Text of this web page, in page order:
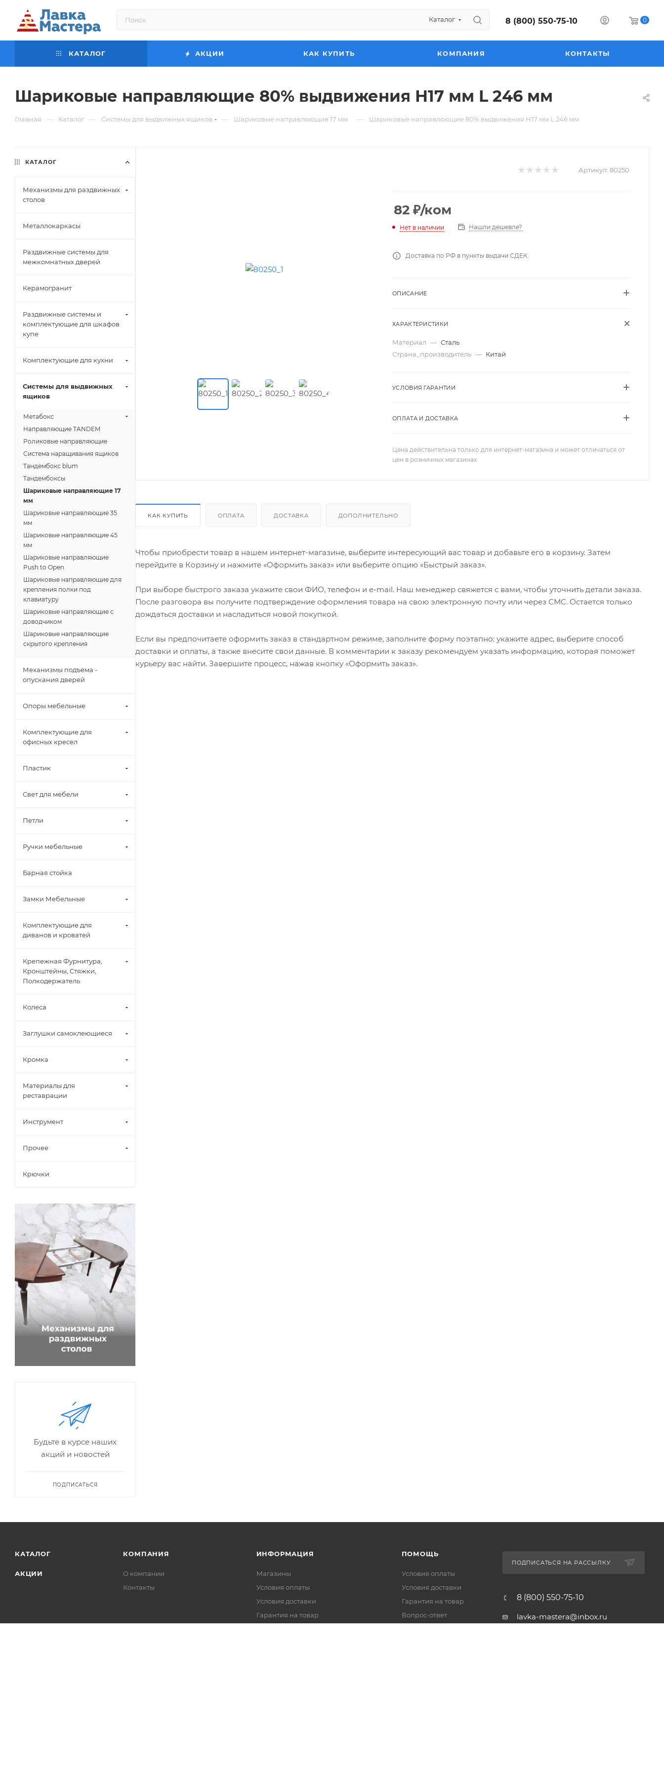
Каталог 8 (800) 550-75-10 0
КАТАЛОГ АКЦИИ КАК КУПИТЬ КОМПАНИЯ КОНТАКТЫ
Шариковые направляющие 80% выдвижения Н17 мм L 246 мм
Главная — Каталог — Системы для выдвижных ящиков — Шариковые направляющие 17 мм — Шариковые направляющие 80% выдвижения Н17 мм L 246 мм
Артикул: 80250
82 ₽/ком
Нет в наличии Нашли дешевле?
Доставка по РФ в пункты выдачи СДЕК.
ОПИСАНИЕ
ХАРАКТЕРИСТИКИ
Материал — Сталь
Страна_производитель — Китай
УСЛОВИЯ ГАРАНТИИ
ОПЛАТА И ДОСТАВКА
Цена действительна только для интернет-магазина и может отличаться от
цен в розничных магазинах
КАК КУПИТЬ ОПЛАТА ДОСТАВКА ДОПОЛНИТЕЛЬНО
Чтобы приобрести товар в нашем интернет-магазине, выберите интересующий вас товар и добавьте его в корзину. Затем
перейдите в Корзину и нажмите «Оформить заказ» или выберите опцию «Быстрый заказ».
При выборе быстрого заказа укажите свои ФИО, телефон и e-mail. Наш менеджер свяжется с вами, чтобы уточнить детали заказа.
После разговора вы получите подтверждение оформления товара на свою электронную почту или через СМС. Остается только
дождаться доставки и насладиться новой покупкой.
Если вы предпочитаете оформить заказ в стандартном режиме, заполните форму поэтапно: укажите адрес, выберите способ
доставки и оплаты, а также внесите свои данные. В комментарии к заказу рекомендуем указать информацию, которая поможет
курьеру вас найти. Завершите процесс, нажав кнопку «Оформить заказ».
КАТАЛОГ
Механизмы для раздвижных
столов
Металлокаркасы
Раздвижные системы для
межкомнатных дверей
Керамогранит
Раздвижные системы и
комплектующие для шкафов
купе
Комплектующие для кухни
Системы для выдвижных
ящиков
Метабокс
Направляющие TANDEM
Роликовые направляющие
Система наращивания ящиков
Тандембокс blum
Тандембоксы
Шариковые направляющие 17
мм
Шариковые направляющие 35
мм
Шариковые направляющие 45
мм
Шариковые направляющие
Push to Open
Шариковые направляющие для
крепления полки под
клавиатуру
Шариковые направляющие с
доводчиком
Шариковые направляющие
скрытого крепления
Механизмы подъёма -
опускания дверей
Опоры мебельные
Комплектующие для
офисных кресел
Пластик
Свет для мебели
Петли
Ручки мебельные
Барная стойка
Замки Мебельные
Комплектующие для
диванов и кроватей
Крепежная Фурнитура,
Кронштейны, Стяжки,
Полкодержатель
Колеса
Заглушки самоклеющиеся
Кромка
Материалы для
реставрации
Инструмент
Прочее
Крючки
Будьте в курсе наших
акций и новостей
ПОДПИСАТЬСЯ
КАТАЛОГ
АКЦИИ
КОМПАНИЯ
О компании
Контакты
ИНФОРМАЦИЯ
Магазины
Условия оплаты
Условия доставки
Гарантия на товар
ПОМОЩЬ
Условия оплаты
Условия доставки
Гарантия на товар
Вопрос-ответ
ПОДПИСАТЬСЯ НА РАССЫЛКУ
8 (800) 550-75-10
lavka-mastera@inbox.ru